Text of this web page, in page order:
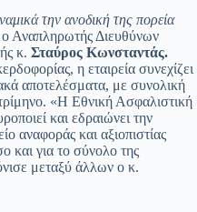
την ανοδική της πορεία
ο Αναπληρωτής Διευθύνων
κ. Σταύρος Κωνσταντάς.
η εταιρεία συνεχίζει
αποτελέσματα, με συνολική
«Η Εθνική Ασφαλιστική
και εδραιώνει την
αναφοράς και αξιοπιστίας
και για το σύνολο της
μεταξύ άλλων ο κ.